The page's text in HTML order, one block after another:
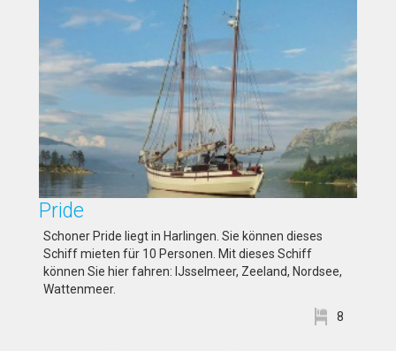
Pride
Schoner Pride liegt in Harlingen. Sie können dieses
Schiff mieten für 10 Personen. Mit dieses Schiff
können Sie hier fahren: IJsselmeer, Zeeland, Nordsee,
Wattenmeer.
8